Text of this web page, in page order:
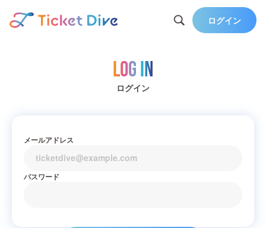
ログイン
Log in
ログイン
メールアドレス
パスワード